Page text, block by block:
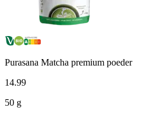
Purasana Matcha premium poeder
14.99
50 g